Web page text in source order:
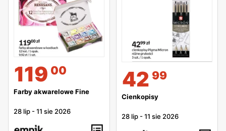
119 00
Farby akwarelowe Fine
28 lip -11 sie 2026
42 99
Cienkopisy
28 lip -11 sie 2026